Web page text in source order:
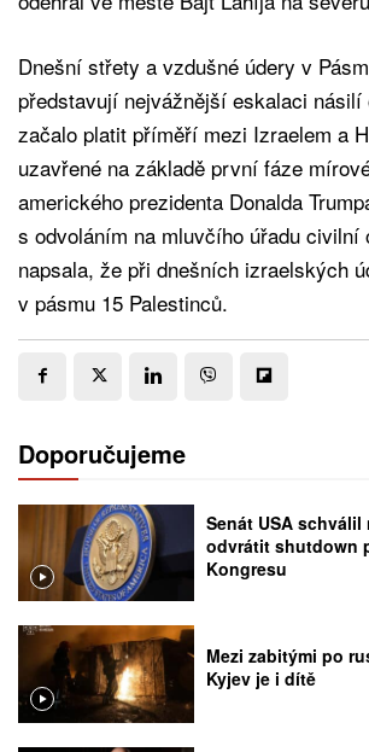
Dnešní střety a vzdušné údery v
představují nejvážnější eskalaci
začalo platit příměří mezi Izraelem a
uzavřené na základě první fáze
amerického prezidenta Donalda
s odvoláním na mluvčího úřadu civilní
napsala, že při dnešních izraelských
v pásmu 15 Palestinců.
Doporučujeme
Senát USA schválil
odvrátit shutdown
Kongresu
Mezi zabitými po
Kyjev je i dítě